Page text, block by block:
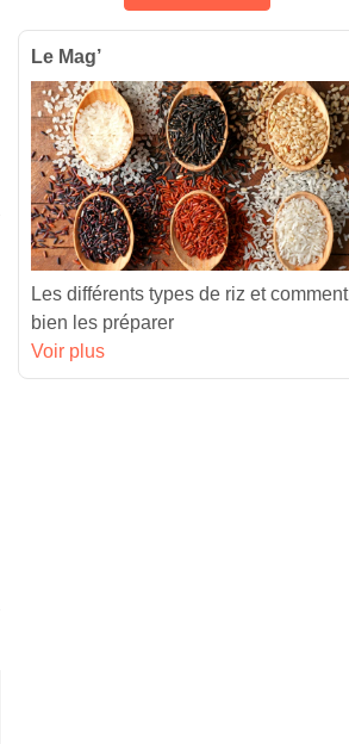
Le Mag’
Les différents types de riz et comment
bien les préparer
Voir plus